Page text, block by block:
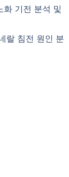
화 기전 분석 및
랄 침전 원인 분